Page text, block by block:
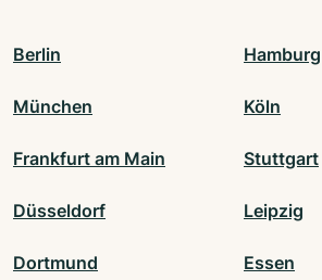
Berlin Hamburg
München Köln
Frankfurt am Main Stuttgart
Düsseldorf Leipzig
Dortmund Essen